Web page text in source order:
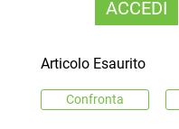
ACCEDI
Articolo Esaurito
Confronta